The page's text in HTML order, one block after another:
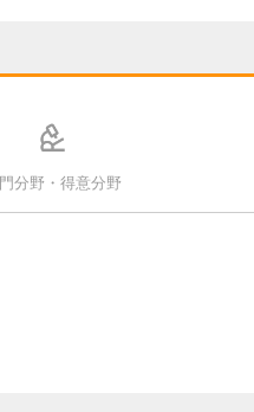
分野・得意分野